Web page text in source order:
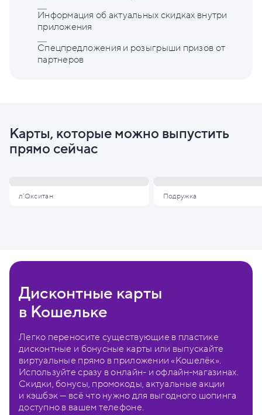
Информация об актуальных скидках внутри
приложения
Спецпредложения и розыгрыши призов от
партнеров
Карты, которые можно выпустить
прямо сейчас
л'Окситан Подружка
Дисконтные карты
в Кошельке
Легко переносите существующие в пластике
дисконтные и бонусные карты или выпускайте
виртуальные прямо в приложении «Кошелёк».
Используйте сразу в онлайн- и офлайн-магазинах.
Скидки, бонусы, промокоды, актуальные акции
и кэшбэк — всё что нужно для выгодного шопинга
доступно в вашем телефоне.